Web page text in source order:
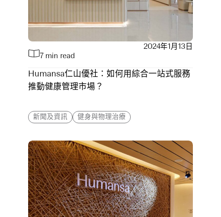
7 min read
2024年1月13日
Humansa仁山優社：如何用綜合一站式服務
推動健康管理市場？
新聞及資訊 健身與物理治療